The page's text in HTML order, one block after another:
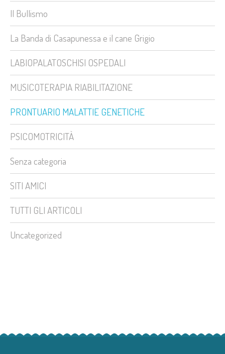
Il Bullismo
La Banda di Casapunessa e il cane Grigio
LABIOPALATOSCHISI OSPEDALI
MUSICOTERAPIA RIABILITAZIONE
PRONTUARIO MALATTIE GENETICHE
PSICOMOTRICITÀ
Senza categoria
SITI AMICI
TUTTI GLI ARTICOLI
Uncategorized